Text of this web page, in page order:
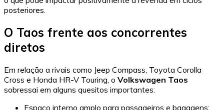
posteriores.
O Taos frente aos concorrentes
diretos
Em relação a rivais como Jeep Compass, Toyota Corolla
Cross e Honda HR-V Touring, o Volkswagen Taos
sobressai em alguns quesitos importantes:
Espaço interno amplo para passageiros e bagagens;